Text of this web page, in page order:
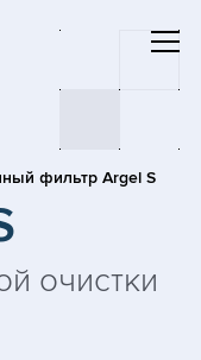
фильтр Argel S
очистки